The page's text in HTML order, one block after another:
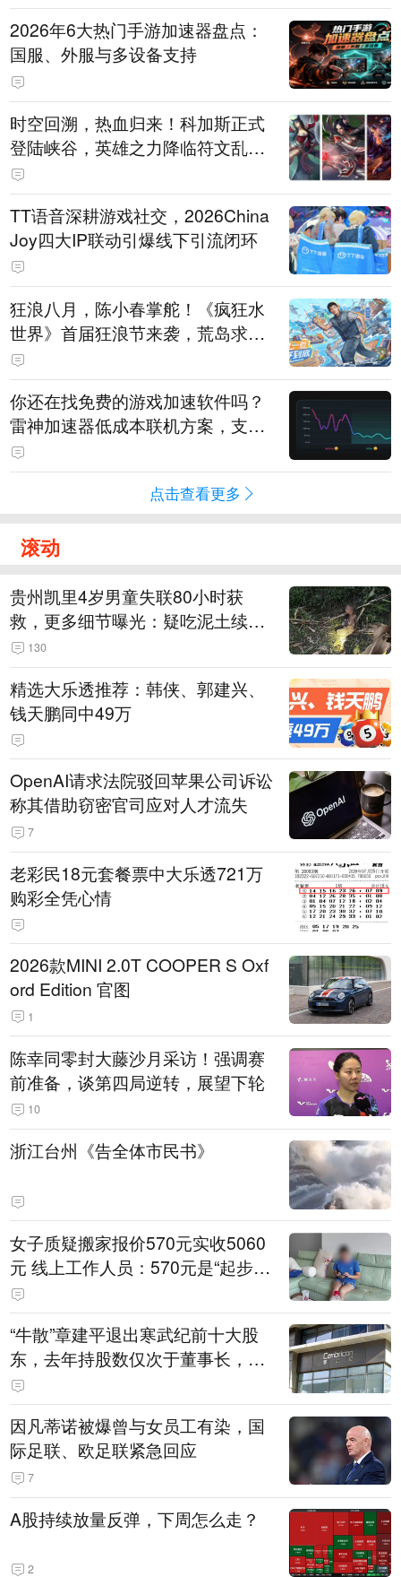
2026年6大热门手游加速器盘点：
国服、外服与多设备支持
时空回溯，热血归来！科加斯正式
登陆峡谷，英雄之力降临符文乱
斗！
TT语音深耕游戏社交，2026China
Joy四大IP联动引爆线下引流闭环
狂浪八月，陈小春掌舵！《疯狂水
世界》首届狂浪节来袭，荒岛求生
直播即将开启
你还在找免费的游戏加速软件吗？
雷神加速器低成本联机方案，支持
免费试用
点击查看更多
滚动
贵州凯里4岁男童失联80小时获
救，更多细节曝光：疑吃泥土续
命，搜救至20米附近错过多找3天
130
精选大乐透推荐：韩侠、郭建兴、
钱天鹏同中49万
OpenAI请求法院驳回苹果公司诉讼
称其借助窃密官司应对人才流失
7
老彩民18元套餐票中大乐透721万
购彩全凭心情
2026款MINI 2.0T COOPER S Oxf
ord Edition 官图
1
陈幸同零封大藤沙月采访！强调赛
前准备，谈第四局逆转，展望下轮
10
浙江台州《告全体市民书》
女子质疑搬家报价570元实收5060
元 线上工作人员：570元是“起步
价”
“牛散”章建平退出寒武纪前十大股
东，去年持股数仅次于董事长，或
已套现走人
因凡蒂诺被爆曾与女员工有染，国
际足联、欧足联紧急回应
7
A股持续放量反弹，下周怎么走？
2